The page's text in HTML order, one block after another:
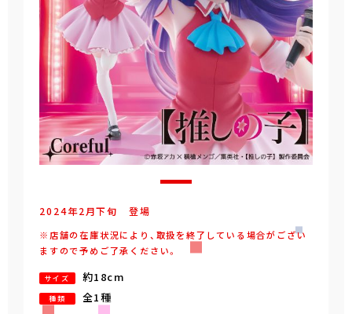
2024年2月下旬 登場
※店舗の在庫状況により、取扱を終了している場合がござい
ますので予めご了承ください。
サイズ 約18cm
種類 全1種